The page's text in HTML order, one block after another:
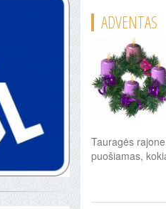
ADVENTAS
Tauragės
puošiamas,